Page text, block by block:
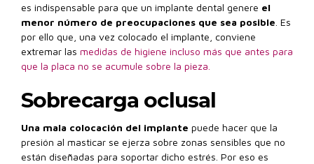
es indispensable para que un implante dental genere el
menor número de preocupaciones que sea posible . Es
por ello que, una vez colocado el implante, conviene
extremar las medidas de higiene incluso más que antes para
que la placa no se acumule sobre la pieza.
Sobrecarga oclusal
Una mala colocación del implante puede hacer que la
presión al masticar se ejerza sobre zonas sensibles que no
están diseñadas para soportar dicho estrés. Por eso es